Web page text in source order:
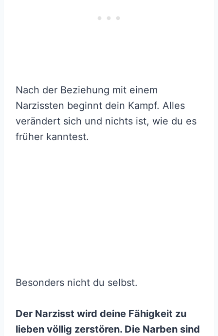
Nach der Beziehung mit einem
Narzissten beginnt dein Kampf. Alles
verändert sich und nichts ist, wie du es
früher kanntest.
Besonders nicht du selbst.
Der Narzisst wird deine Fähigkeit zu
lieben völlig zerstören. Die Narben sind